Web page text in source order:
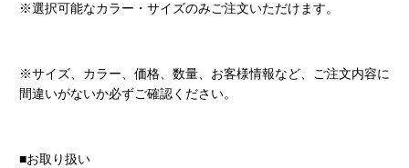
※選択可能なカラー・サイズのみご注文いただけます。
※サイズ、カラー、価格、数量、お客様情報など、ご注文内容に
間違いがないか必ずご確認ください。
■お取り扱い